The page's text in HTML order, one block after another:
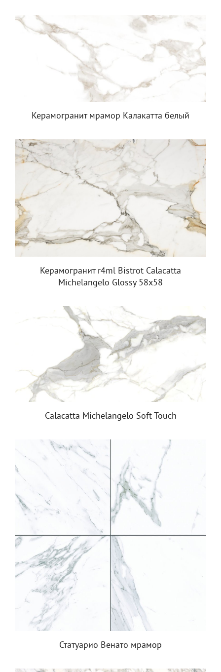
Керамогранит мрамор Калакатта белый
Керамогранит r4ml Bistrot Calacatta
Michelangelo Glossy 58х58
Calacatta Michelangelo Soft Touch
Статуарио Венато мрамор